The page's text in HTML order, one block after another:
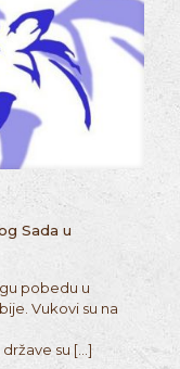
Sada u
pobedu u
Vukovi su na
države su […]